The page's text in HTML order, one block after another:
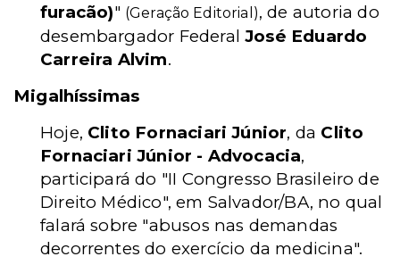
furacão)" (Geração Editorial), de autoria do
desembargador FederalJosé Eduardo
Carreira Alvim.
Migalhíssimas
Hoje, Clito Fornaciari Júnior, da Clito
Fornaciari Júnior - Advocacia,
participará do "II Congresso Brasileiro de
Direito Médico", em Salvador/BA, no qual
falará sobre "abusos nas demandas
decorrentes do exercício da medicina".